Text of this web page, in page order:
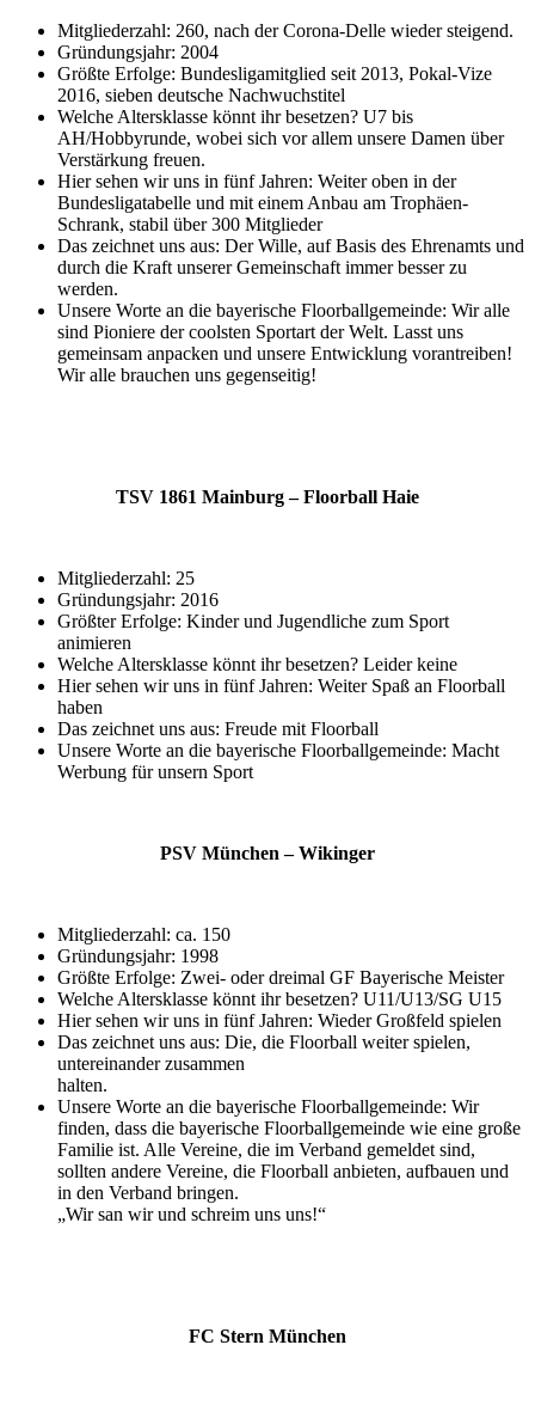
Mitgliederzahl: 260, nach der Corona-Delle wieder steigend.
Gründungsjahr: 2004
Größte Erfolge: Bundesligamitglied seit 2013, Pokal-Vize
2016, sieben deutsche Nachwuchstitel
Welche Altersklasse könnt ihr besetzen? U7 bis
AH/Hobbyrunde, wobei sich vor allem unsere Damen über
Verstärkung freuen.
Hier sehen wir uns in fünf Jahren: Weiter oben in der
Bundesligatabelle und mit einem Anbau am Trophäen-
Schrank, stabil über 300 Mitglieder
Das zeichnet uns aus: Der Wille, auf Basis des Ehrenamts und
durch die Kraft unserer Gemeinschaft immer besser zu
werden.
Unsere Worte an die bayerische Floorballgemeinde: Wir alle
sind Pioniere der coolsten Sportart der Welt. Lasst uns
gemeinsam anpacken und unsere Entwicklung vorantreiben!
Wir alle brauchen uns gegenseitig!
TSV 1861 Mainburg – Floorball Haie
Mitgliederzahl: 25
Gründungsjahr: 2016
Größter Erfolge: Kinder und Jugendliche zum Sport
animieren
Welche Altersklasse könnt ihr besetzen? Leider keine
Hier sehen wir uns in fünf Jahren: Weiter Spaß an Floorball
haben
Das zeichnet uns aus: Freude mit Floorball
Unsere Worte an die bayerische Floorballgemeinde: Macht
Werbung für unsern Sport
PSV München – Wikinger
Mitgliederzahl: ca. 150
Gründungsjahr: 1998
Größte Erfolge: Zwei- oder dreimal GF Bayerische Meister
Welche Altersklasse könnt ihr besetzen? U11/U13/SG U15
Hier sehen wir uns in fünf Jahren: Wieder Großfeld spielen
Das zeichnet uns aus: Die, die Floorball weiter spielen,
untereinander zusammen
halten.
Unsere Worte an die bayerische Floorballgemeinde: Wir
finden, dass die bayerische Floorballgemeinde wie eine große
Familie ist. Alle Vereine, die im Verband gemeldet sind,
sollten andere Vereine, die Floorball anbieten, aufbauen und
in den Verband bringen.
„Wir san wir und schreim uns uns!“
FC Stern München